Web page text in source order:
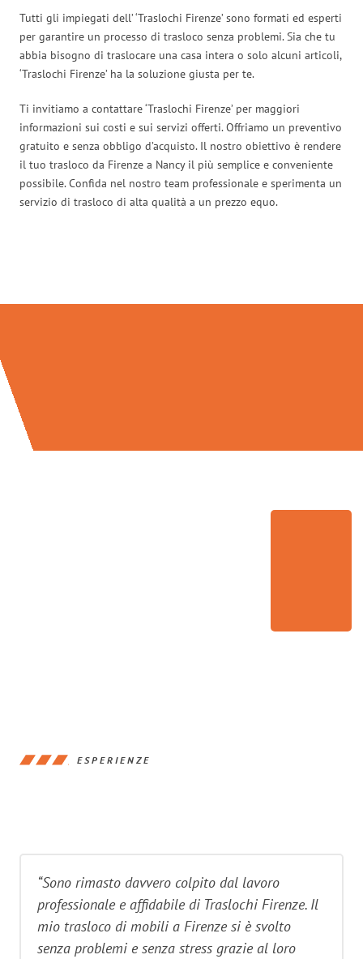
Tutti gli impiegati dell’ ‘Traslochi Firenze’ sono formati ed esperti
per garantire un processo di trasloco senza problemi. Sia che tu
abbia bisogno di traslocare una casa intera o solo alcuni articoli,
‘Traslochi Firenze’ ha la soluzione giusta per te.
Ti invitiamo a contattare ‘Traslochi Firenze’ per maggiori
informazioni sui costi e sui servizi offerti. Offriamo un preventivo
gratuito e senza obbligo d’acquisto. Il nostro obiettivo è rendere
il tuo trasloco da Firenze a Nancy il più semplice e conveniente
possibile. Confida nel nostro team professionale e sperimenta un
servizio di trasloco di alta qualità a un prezzo equo.
ESPERIENZE
“Sono rimasto davvero colpito dal lavoro
professionale e affidabile di Traslochi Firenze. Il
mio trasloco di mobili a Firenze si è svolto
senza problemi e senza stress grazie al loro